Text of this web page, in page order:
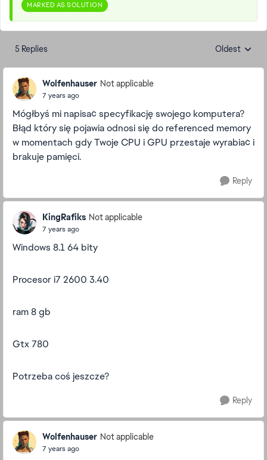
MARKED AS SOLUTION
5 Replies Replies
Oldest
Wolfenhauser Not applicable
7 years ago
Mógłbyś mi napisać specyfikację swojego komputera?
Błąd który się pojawia odnosi się do referenced memory
w momentach gdy Twoje CPU i GPU przestaje wyrabiać i
brakuje pamięci.
Reply
KingRafiks Not applicable
7 years ago
Windows 8.1 64 bity
Procesor i7 2600 3.40
ram 8 gb
Gtx 780
Potrzeba coś jeszcze?
Reply
Wolfenhauser Not applicable
7 years ago